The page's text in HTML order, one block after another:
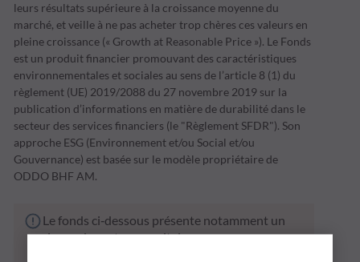
leurs résultats supérieure à la croissance moyenne du
marché, et veille à ne pas acheter trop chères ces valeurs en
pleine croissance (« Growth at Reasonable Price »). Le Fonds
est un produit financier promouvant des caractéristiques
environnementales et sociales au sens de l’article 8 (1) du
règlement (UE) 2019/2088 du 27 novembre 2019 sur la
publication d’informations en matière de durabilité dans le
secteur des services financiers (le "Règlement SFDR"). Son
approche ESG (Environnement et/ou Social et/ou
Gouvernance) est basée sur le modèle propriétaire de
ODDO BHF AM.
Le fonds ci‑dessous présente notamment un
risque de perte en capital.